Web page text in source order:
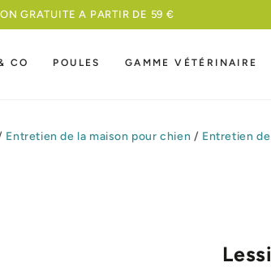
MEILLEURE NOURRITURE A UN PRIX
CO POULES GAMME VÉTÉRINAIRE
Entretien de la maison pour chien / Entretien